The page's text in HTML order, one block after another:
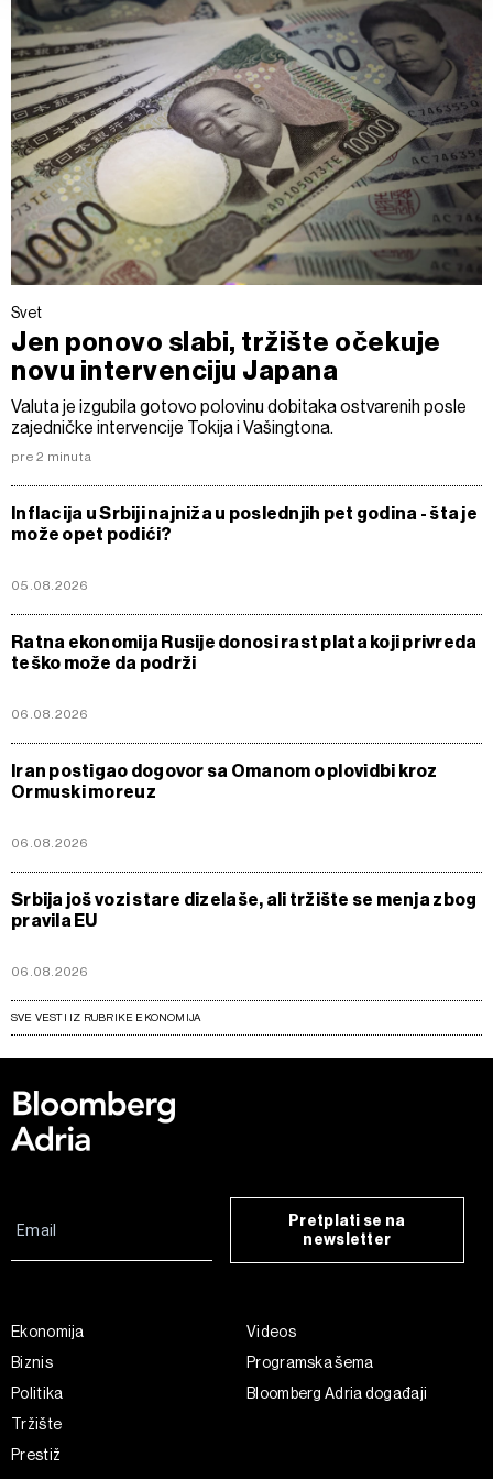
kolačićima i drugim sličnim tehnologijama uPolitici
kolačića.
Kolačiće u bilo kojem trenutku možete ponovno ažurirati
klikom na „Prikaži detalje“. Pristanak možete u bilo kojem
trenutku opozvati bez negativnih posledica.
Svet
Jen ponovo slabi, tržište očekuje
novu intervenciju Japana
Valuta je izgubila gotovo polovinu dobitaka ostvarenih posle
zajedničke intervencije Tokija i Vašingtona.
pre 2 minuta
Inflacija u Srbiji najniža u poslednjih pet godina - šta je
može opet podići?
05.08.2026
Ratna ekonomija Rusije donosi rast plata koji privreda
teško može da podrži
06.08.2026
Iran postigao dogovor sa Omanom o plovidbi kroz
Ormuski moreuz
06.08.2026
Srbija još vozi stare dizelaše, ali tržište se menja zbog
pravila EU
06.08.2026
SVE VESTI IZ RUBRIKE EKONOMIJA
Pretplati se na
newsletter
Ekonomija
Biznis
Politika
Tržište
Prestiž
Videos
Programska šema
Bloomberg Adria događaji